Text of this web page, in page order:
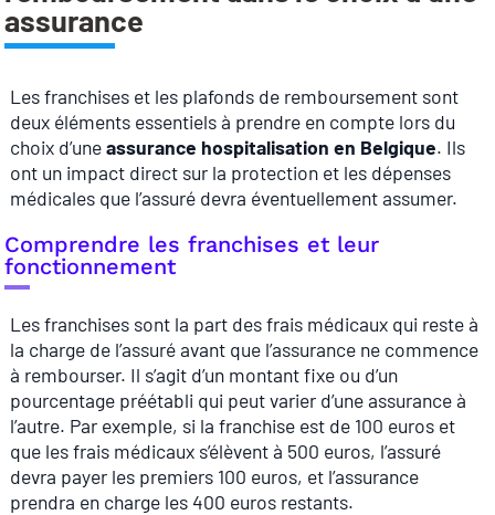
assurance
Les franchises et les plafonds de remboursement sont
deux éléments essentiels à prendre en compte lors du
choix d’uneassurance hospitalisation en Belgique. Ils
ont un impact direct sur la protection et les dépenses
médicales que l’assuré devra éventuellement assumer.
Comprendre les franchises et leur
fonctionnement
Les franchises sont la part des frais médicaux qui reste à
la charge de l’assuré avant que l’assurance ne commence
à rembourser. Il s’agit d’un montant fixe ou d’un
pourcentage préétabli qui peut varier d’une assurance à
l’autre. Par exemple, si la franchise est de 100 euros et
que les frais médicaux s’élèvent à 500 euros, l’assuré
devra payer les premiers 100 euros, et l’assurance
prendra en charge les 400 euros restants.